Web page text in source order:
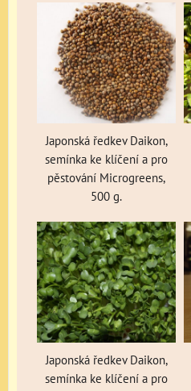
Japonská ředkev Daikon,
semínka ke klíčení a pro
pěstování Microgreens,
500 g.
Japonská ředkev Daikon,
semínka ke klíčení a pro